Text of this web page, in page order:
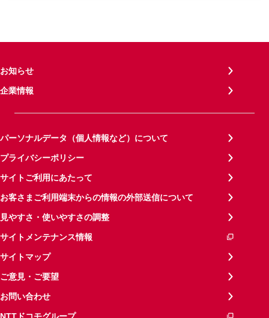
お知らせ
企業情報
パーソナルデータ（個人情報など）について
プライバシーポリシー
サイトご利用にあたって
お客さまご利用端末からの情報の外部送信について
見やすさ・使いやすさの調整
サイトメンテナンス情報
サイトマップ
ご意見・ご要望
お問い合わせ
NTTドコモグループ